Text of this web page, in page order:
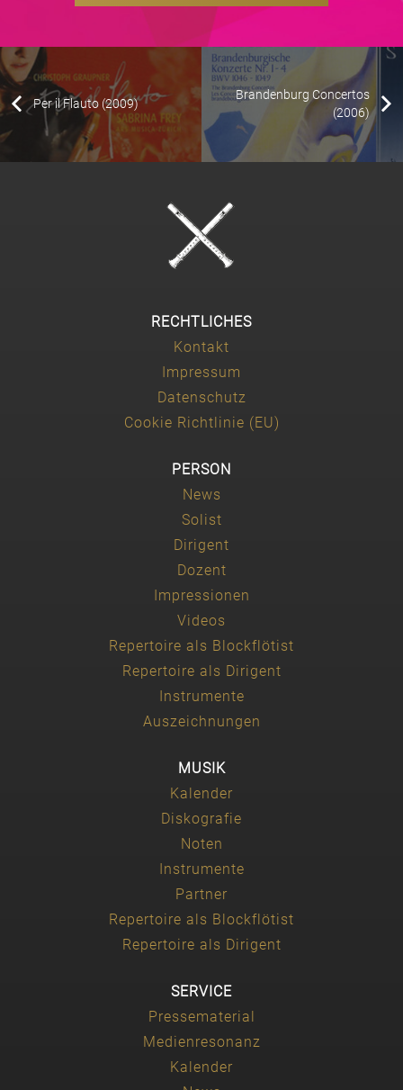
Per il Flauto (2009)
Brandenburg Concertos
(2006)
RECHTLICHES
Kontakt
Impressum
Datenschutz
Cookie Richtlinie (EU)
PERSON
News
Solist
Dirigent
Dozent
Impressionen
Videos
Repertoire als Blockflötist
Repertoire als Dirigent
Instrumente
Auszeichnungen
MUSIK
Kalender
Diskografie
Noten
Instrumente
Partner
Repertoire als Blockflötist
Repertoire als Dirigent
SERVICE
Pressematerial
Medienresonanz
Kalender